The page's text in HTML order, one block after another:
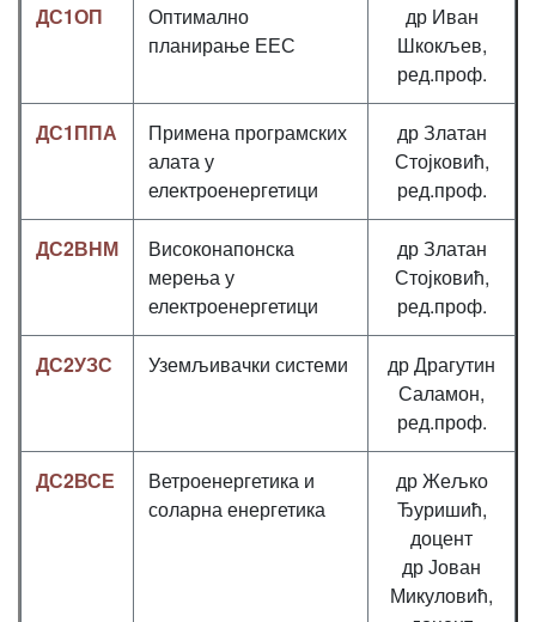
ДС1ОП
Оптимално
планирање ЕЕС
др Иван
Шкокљев,
ред.проф.
ДС1ППА
Примена програмских
алата у
електроенергетици
др Златан
Стојковић,
ред.проф.
ДС2ВНМ
Високонапонска
мерења у
електроенергетици
др Златан
Стојковић,
ред.проф.
ДС2УЗС Уземљивачки системи
др Драгутин
Саламон,
ред.проф.
ДС2ВСЕ
Ветроенергетика и
соларна енергетика
др Жељко
Ђуришић,
доцент
др Јован
Микуловић,